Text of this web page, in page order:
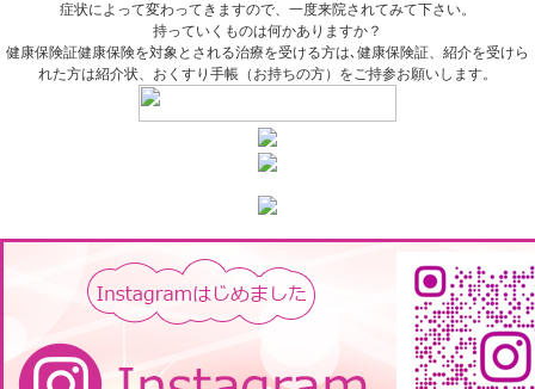
症状によって変わってきますので、一度来院されてみて下さい。
持っていくものは何かありますか？
健康保険証健康保険を対象とされる治療を受ける方は､健康保険証、紹介を受けら
れた方は紹介状、おくすり手帳（お持ちの方）をご持参お願いします。